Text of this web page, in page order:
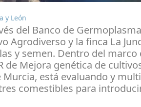
y León
del Banco de
Agrodiverso y la finca La
y semen. Dentro del marco
de Mejora genética de
Murcia, está evaluando y
comestibles para